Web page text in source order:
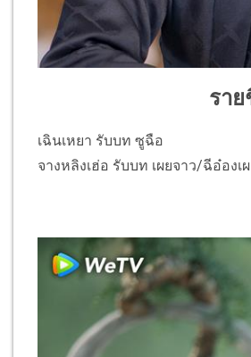
รา
เฉินเหยา รับบท ซูฉือ
จางหลิงเฮ่อ รับบท เผยจาว/ฉีอ๋องเ